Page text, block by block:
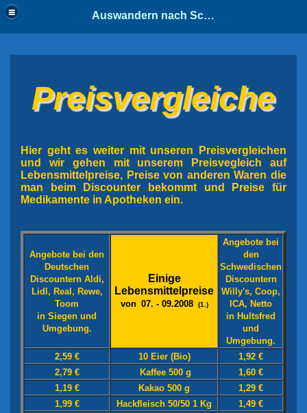
Auswandern nach Schweden
Preisvergleiche
Hier geht es weiter mit unseren Preisvergleichen
und wir gehen mit unserem Preisvegleich auf
Lebensmittelpreise, Preise von anderen Waren die
man beim Discounter bekommt und Preise für
Medikamente in Apotheken ein.
Angebote bei den
Deutschen
Discountern Aldi,
Lidl, Real, Rewe,
Toom
in Siegen und
Umgebung.
Einige
Lebensmittelpreise
von 07. - 09.2008 (1.)
Angebote bei
den
Schwedischen
Discountern
Willy's, Coop,
ICA, Netto
in Hultsfred
und
Umgebung.
2,59 €
10 Eier (Bio)
1,92 €
2,79 €
Kaffee 500 g
1,60 €
1,19 €
Kakao 500 g
1,29 €
1,99 €
Hackfleisch 50/50 1 Kg
1,49 €